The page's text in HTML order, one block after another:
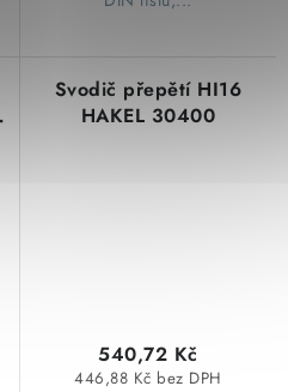
Svodič přepětí HI16
HAKEL 30400
446,88 Kč bez DPH
540,72 Kč